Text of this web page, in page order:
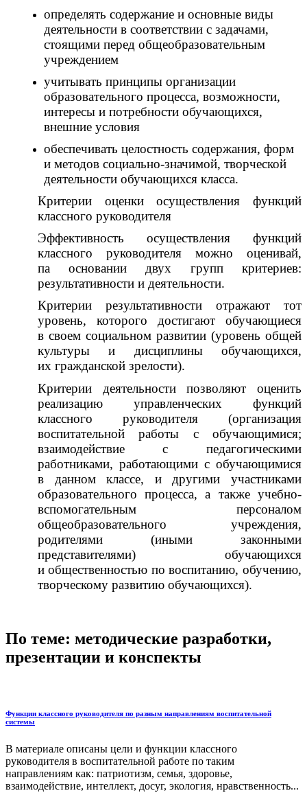
определять содержание и основные виды
деятельности в соответствии с задачами,
стоящими перед общеобразовательным
учреждением
учитывать принципы организации
образовательного процесса, возможности,
интересы и потребности обучающихся,
внешние условия
обеспечивать целостность содержания, форм
и методов социально-значимой, творческой
деятельности обучающихся класса.
Критерии оценки осуществления функций
классного руководителя
Эффективность осуществления функций
классного руководителя можно оценивай,
па основании двух групп критериев:
результативности и деятельности.
Критерии результативности отражают тот
уровень, которого достигают обучающиеся
в своем социальном развитии (уровень общей
культуры и дисциплины обучающихся,
их гражданской зрелости).
Критерии деятельности позволяют оценить
реализацию управленческих функций
классного руководителя (организация
воспитательной работы с обучающимися;
взаимодействие с педагогическими
работниками, работающими с обучающимися
в данном классе, и другими участниками
образовательного процесса, а также учебно-
вспомогательным персоналом
общеобразовательного учреждения,
родителями (иными законными
представителями) обучающихся
и общественностью по воспитанию, обучению,
творческому развитию обучающихся).
По теме: методические разработки,
презентации и конспекты
Функции классного руководителя по разным направлениям воспитательной
системы
В материале описаны цели и функции классного
руководителя в воспитательной работе по таким
направлениям как: патриотизм, семья, здоровье,
взаимодействие, интеллект, досуг, экология, нравственность...